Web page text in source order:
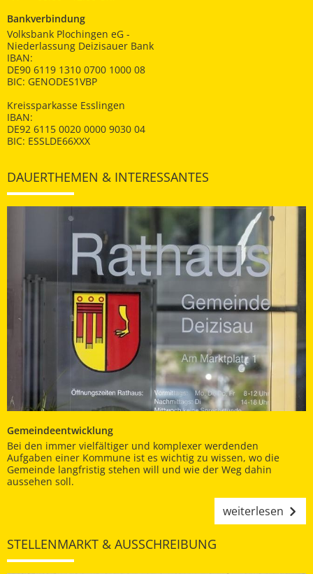
Bankverbindung
Volksbank Plochingen eG -
Niederlassung Deizisauer Bank
IBAN:
DE90 6119 1310 0700 1000 08
BIC: GENODES1VBP
Kreissparkasse Esslingen
IBAN:
DE92 6115 0020 0000 9030 04
BIC: ESSLDE66XXX
DAUERTHEMEN & INTERESSANTES
Gemeindeentwicklung
Bei den immer vielfältiger und komplexer werdenden
Aufgaben einer Kommune ist es wichtig zu wissen, wo die
Gemeinde langfristig stehen will und wie der Weg dahin
aussehen soll.
weiterlesen
STELLENMARKT & AUSSCHREIBUNG